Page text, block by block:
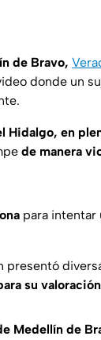
de Bravo,
donde un
Hidalgo, en
de manera
para intentar
presentó
su
Medellín de